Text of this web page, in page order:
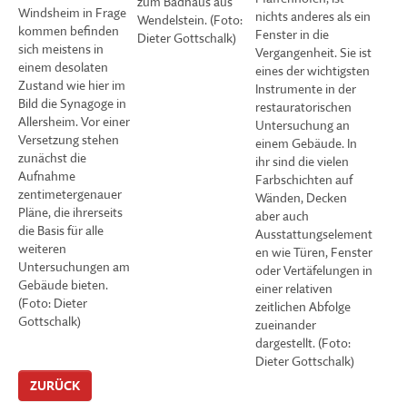
Windsheim in Frage
kommen befinden
sich meistens in
einem desolaten
Zustand wie hier im
Bild die Synagoge in
Allersheim. Vor einer
Versetzung stehen
zunächst die
Aufnahme
zentimetergenauer
Pläne, die ihrerseits
die Basis für alle
weiteren
Untersuchungen am
Gebäude bieten.
(Foto: Dieter
Gottschalk)
Wendelstein. (Foto:
Dieter Gottschalk)
nichts anderes als ein
Fenster in die
Vergangenheit. Sie ist
eines der wichtigsten
Instrumente in der
restauratorischen
Untersuchung an
einem Gebäude. In
ihr sind die vielen
Farbschichten auf
Wänden, Decken
aber auch
Ausstattungselement
en wie Türen, Fenster
oder Vertäfelungen in
einer relativen
zeitlichen Abfolge
zueinander
dargestellt. (Foto:
Dieter Gottschalk)
ZURÜCK